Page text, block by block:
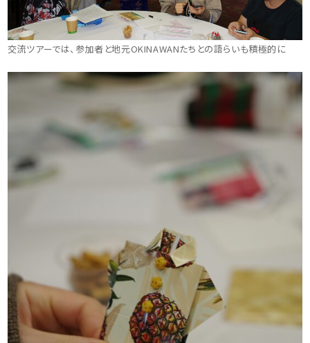
交流ツアーでは、参加者と地元OKINAWANたちとの語らいも積極的に